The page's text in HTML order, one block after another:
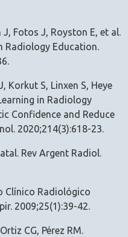
J, Fotos J, Royston E, et al.
Radiology Education.
Korkut S, Linxen S, Heye
in Radiology
Confidence and Reduce
2020;214(3):618-23.
Rev Argent Radiol.
Clínico Radiológico
2009;25(1):39-42.
CG, Pérez RM.